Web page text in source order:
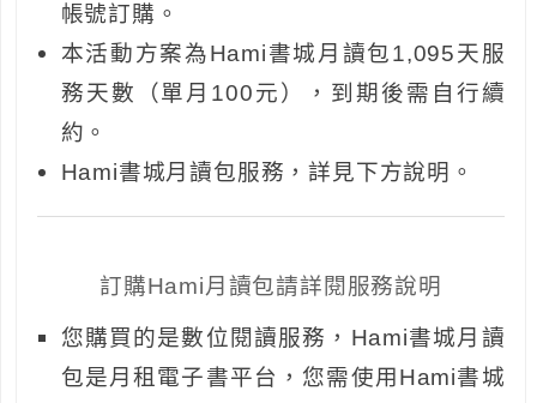
帳號訂購。
本活動方案為Hami書城月讀包1,095天服
務天數（單月100元），到期後需自行續
約。
Hami書城月讀包服務，詳見下方說明。
訂購Hami月讀包請詳閱服務說明
您購買的是數位閱讀服務，Hami書城月讀
包是月租電子書平台，您需使用Hami書城